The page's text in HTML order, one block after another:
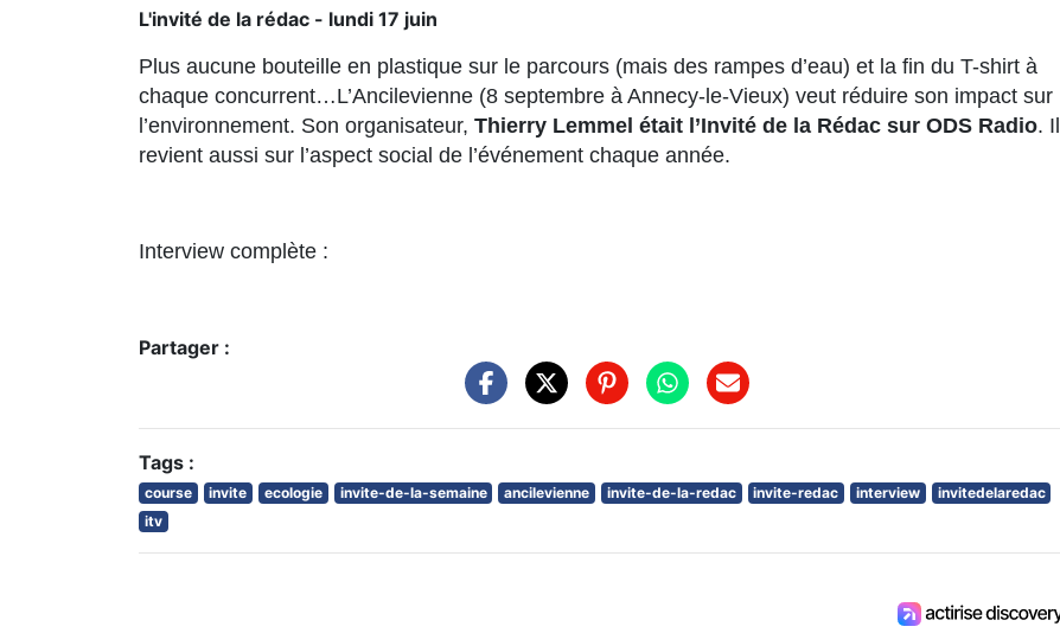
L'invité de la rédac - lundi 17 juin
Plus aucune bouteille en plastique sur le parcours (mais des rampes d’eau) et la fin du T-shirt à
chaque concurrent…L’Ancilevienne (8 septembre à Annecy-le-Vieux) veut réduire son impact sur
l’environnement. Son organisateur, Thierry Lemmel était l’Invité de la Rédac sur ODS Radio. Il
revient aussi sur l’aspect social de l’événement chaque année.
Interview complète :
Partager :
Tags :
course invite ecologie invite-de-la-semaine ancilevienne invite-de-la-redac invite-redac interview
invitedelaredac
itv